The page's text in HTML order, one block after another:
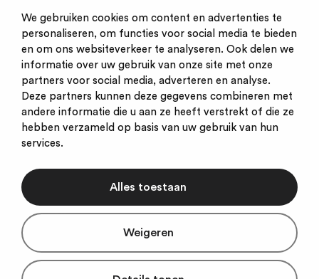
We gebruiken cookies om content en advertenties te
personaliseren, om functies voor social media te bieden
en om ons websiteverkeer te analyseren. Ook delen we
informatie over uw gebruik van onze site met onze
partners voor social media, adverteren en analyse.
Deze partners kunnen deze gegevens combineren met
andere informatie die u aan ze heeft verstrekt of die ze
hebben verzameld op basis van uw gebruik van hun
services.
Alles toestaan
Weigeren